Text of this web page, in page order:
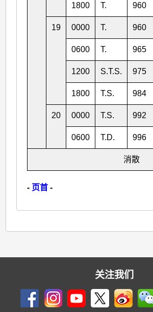
1800 T. 960
19 0000 T. 960
0600 T. 965
1200 S.T.S. 975
1800 T.S. 984
20 0000 T.S. 992
0600 T.D. 996
消散
- 页首 -
关注我们